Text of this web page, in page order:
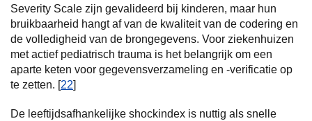
Severity Scale zijn gevalideerd bij kinderen, maar hun
bruikbaarheid hangt af van de kwaliteit van de codering en
de volledigheid van de brongegevens. Voor ziekenhuizen
met actief pediatrisch trauma is het belangrijk om een
aparte keten voor gegevensverzameling en -verificatie op
te zetten. [22]
De leeftijdsafhankelijke shockindex is nuttig als snelle